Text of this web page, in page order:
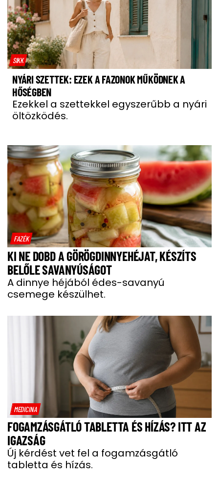
SIKK
NYÁRI SZETTEK: EZEK A FAZONOK MŰKÖDNEK A
HŐSÉGBEN
Ezekkel a szettekkel egyszerűbb a nyári
öltözködés.
FAZÉK
KI NE DOBD A GÖRÖGDINNYEHÉJAT, KÉSZÍTS
BELŐLE SAVANYÚSÁGOT
A dinnye héjából édes-savanyú
csemege készülhet.
MEDICINA
FOGAMZÁSGÁTLÓ TABLETTA ÉS HÍZÁS? ITT AZ
IGAZSÁG
Új kérdést vet fel a fogamzásgátló
tabletta és hízás.